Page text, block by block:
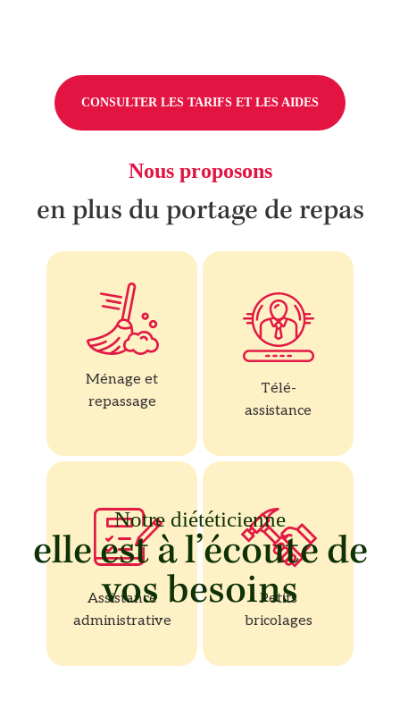
CONSULTER LES TARIFS ET LES AIDES
Nous proposons
en plus du portage de repas
Ménage et
repassage
Télé-
assistance
Assistance
administrative
Petits
bricolages
Notre diététicienne
elle est à l’écoute de
vos besoins